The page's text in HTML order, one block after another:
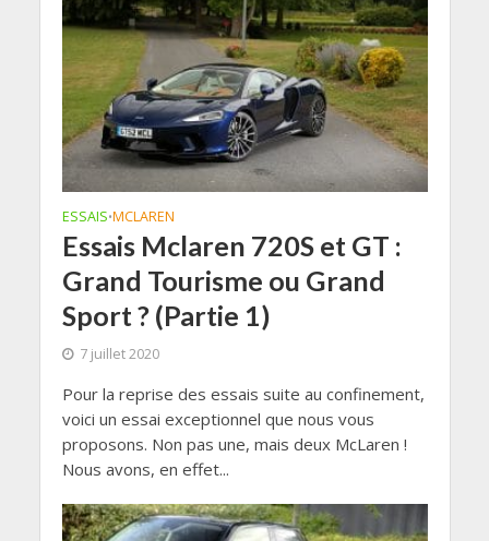
ESSAIS•MCLAREN
Essais Mclaren 720S et GT :
Grand Tourisme ou Grand
Sport ? (Partie 1)
7 juillet 2020
Pour la reprise des essais suite au confinement,
voici un essai exceptionnel que nous vous
proposons. Non pas une, mais deux McLaren !
Nous avons, en effet...